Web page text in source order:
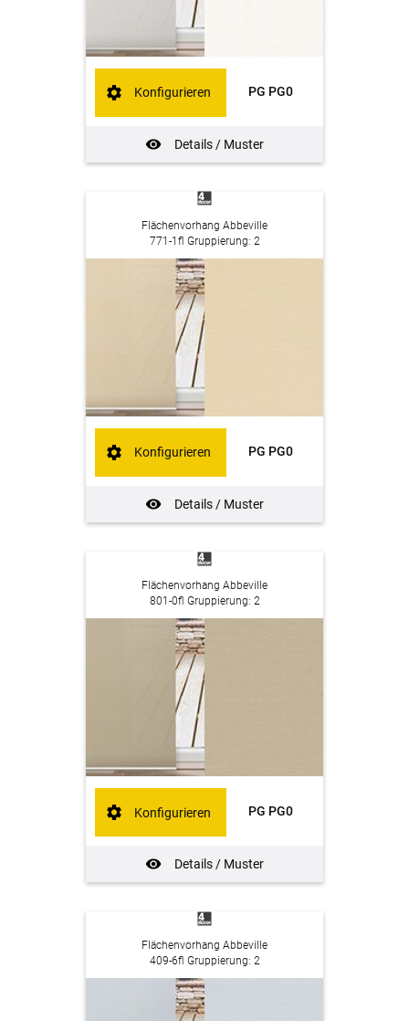
PG PG0
Details / Muster
Konfigurieren
Flächenvorhang Abbeville
771-1fl Gruppierung: 2
PG PG0
Details / Muster
Konfigurieren
Flächenvorhang Abbeville
801-0fl Gruppierung: 2
PG PG0
Details / Muster
Konfigurieren
Flächenvorhang Abbeville
409-6fl Gruppierung: 2